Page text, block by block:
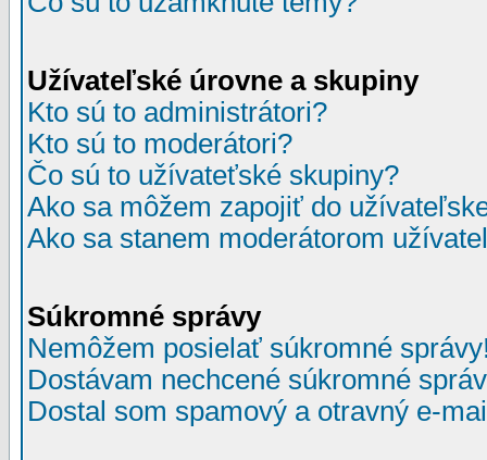
Užívateľské úrovne a skupiny
Kto sú to administrátori?
Kto sú to moderátori?
Čo sú to užívateťské skupiny?
Ako sa môžem zapojiť do
Ako sa stanem moderátorom
Súkromné správy
Nemôžem posielať súkromné
Dostávam nechcené súkromné
Dostal som spamový a otravný e-